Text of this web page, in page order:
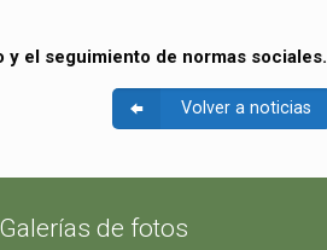
el seguimiento de normas sociales.
Volver a noticias
Galerías de fotos